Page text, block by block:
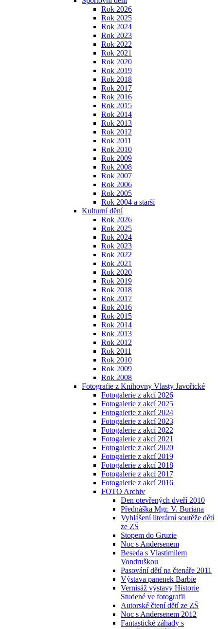
Rok 2026
Rok 2025
Rok 2024
Rok 2023
Rok 2022
Rok 2021
Rok 2020
Rok 2019
Rok 2018
Rok 2017
Rok 2016
Rok 2015
Rok 2014
Rok 2013
Rok 2012
Rok 2011
Rok 2010
Rok 2009
Rok 2008
Rok 2007
Rok 2006
Rok 2005
Rok 2004 a starší
Kulturní dění
Rok 2026
Rok 2025
Rok 2024
Rok 2023
Rok 2022
Rok 2021
Rok 2020
Rok 2019
Rok 2018
Rok 2017
Rok 2016
Rok 2015
Rok 2014
Rok 2013
Rok 2012
Rok 2011
Rok 2010
Rok 2009
Rok 2008
Fotografie z Knihovny Vlasty Javořické
Fotogalerie z akcí 2026
Fotogalerie z akcí 2025
Fotogalerie z akcí 2024
Fotogalerie z akcí 2023
Fotogalerie z akcí 2022
Fotogalerie z akcí 2021
Fotogalerie z akcí 2020
Fotogalerie z akcí 2019
Fotogalerie z akcí 2018
Fotogalerie z akcí 2017
Fotogalerie z akcí 2016
FOTO Archiv
Den otevřených dveří 2010
Přednáška Mgr. V. Buriana
Vyhlášení literární soutěže dětí
ze ZŠ
Stopem do Gruzie
Noc s Andersenem
Beseda s Vlastimilem
Vondruškou
Pasování dětí na čtenáře 2011
Výstava panenek Barbie
Vernisáž výstavy Historie
Studené ve fotografii
Autorské čtení dětí ze ZŠ
Noc s Andersenem 2012
Fantastické záhady s